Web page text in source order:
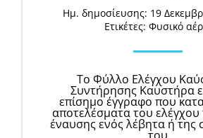
Ημ. δημοσίευσης: 19
Ετικέτες: Φυσικό
Το Φύλλο Ελέγχου
Συντήρησης Καυστήρα
επίσημο έγγραφο που
αποτελέσματα του
έναυσης ενός λέβητα ή της